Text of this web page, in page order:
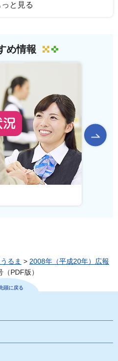
っと見る
め情報
表示
るま > 2008年（平成20年）広報
PDF版）
頭に戻る